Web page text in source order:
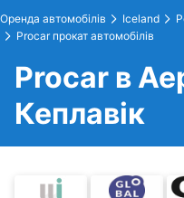
Оренда автомобілів Iceland
Procar прокат автомобілів
Procar в
Кеплавік